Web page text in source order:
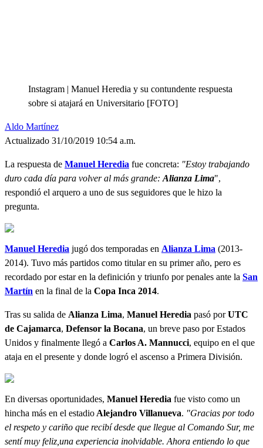
Instagram | Manuel Heredia y su contundente respuesta
sobre si atajará en Universitario [FOTO]
Aldo Martínez
Actualizado 31/10/2019 10:54 a.m.
La respuesta de Manuel Heredia fue concreta: "Estoy trabajando
duro cada día para volver al más grande: Alianza Lima",
respondió el arquero a uno de sus seguidores que le hizo la
pregunta.
Manuel Heredia jugó dos temporadas en Alianza Lima (2013-
2014). Tuvo más partidos como titular en su primer año, pero es
recordado por estar en la definición y triunfo por penales ante la San
Martín en la final de la Copa Inca 2014.
Tras su salida de Alianza Lima, Manuel Heredia pasó porUTC
de Cajamarca, Defensor la Bocana, un breve paso por Estados
Unidos y finalmente llegó a Carlos A. Mannucci, equipo en el que
ataja en el presente y donde logró el ascenso a Primera División.
En diversas oportunidades, Manuel Heredia fue visto como un
hincha más en el estadio Alejandro Villanueva. "Gracias por todo
el respeto y cariño que recibí desde que llegue al Comando Sur, me
sentí muy feliz,una experiencia inolvidable. Ahora entiendo lo que